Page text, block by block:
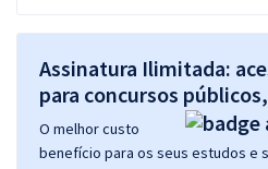
Assinatura Ilimitada:
para concursos
O melhor custo
benefício para os seus estudos e